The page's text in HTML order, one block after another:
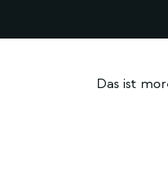
Das ist